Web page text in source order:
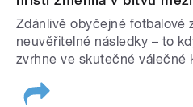
Zdánlivě obyčejné fotbalové
neuvěřitelné následky – to
zvrhne ve skutečné válečné